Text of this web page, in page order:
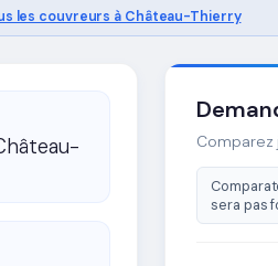
les couvreurs à Château-Thierry
sera pas